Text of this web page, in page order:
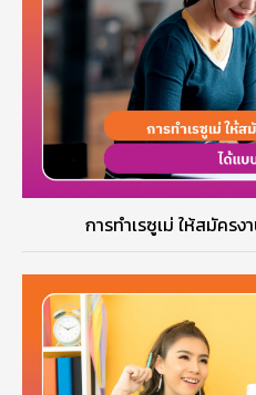
การทำเรซูเม่ ให้สมัคร